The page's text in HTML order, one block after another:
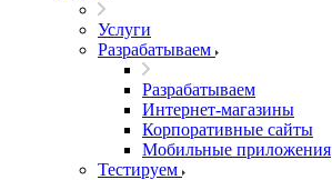
Услуги
Разрабатываем
Разрабатываем
Интернет-магазины
Корпоративные сайты
Мобильные приложения
Тестируем